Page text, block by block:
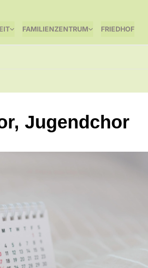
FAMILIENZENTRUM FRIEDHOF
Jugendchor